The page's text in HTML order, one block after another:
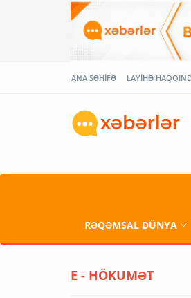
ANA SƏHİFƏ LAYİHƏ
RƏQƏMSAL DÜNYA
E - HÖKUMƏT